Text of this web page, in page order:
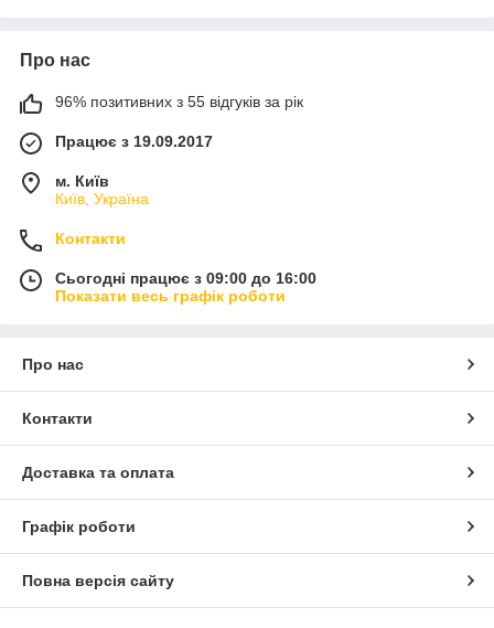
Про нас
96% позитивних з 55 відгуків за рік
Працює з 19.09.2017
м. Київ
Київ, Україна
Контакти
Сьогодні працює з 09:00 до 16:00
Показати весь графік роботи
Про нас
Контакти
Доставка та оплата
Графік роботи
Повна версія сайту